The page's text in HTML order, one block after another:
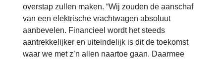
overstap zullen maken. “Wij zouden de aanschaf
van een elektrische vrachtwagen absoluut
aanbevelen. Financieel wordt het steeds
aantrekkelijker en uiteindelijk is dit de toekomst
waar we met z’n allen naartoe gaan. Daarmee